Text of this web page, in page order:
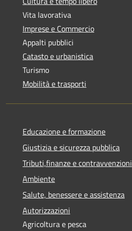
Vita lavorativa
Imprese e Commercio
Appalti pubblici
Catasto e urbanistica
Turismo
Mobilità e trasporti
Educazione e formazione
Giustizia e sicurezza pubblica
Tributi,finanze e contravvenzioni
Ambiente
Salute, benessere e assistenza
Autorizzazioni
Agricoltura e pesca